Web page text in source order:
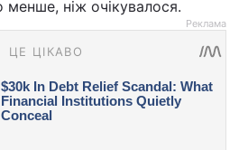
менше, ніж очікувалося.
Реклама